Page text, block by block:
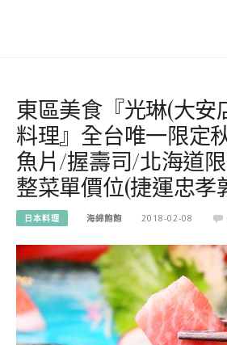
東區美食『光琳(大安
料理』全台唯一限定
魚片/握壽司/北海道
整菜單價位(捷運忠孝
日本料理 海綿飽飽 2018-02-08